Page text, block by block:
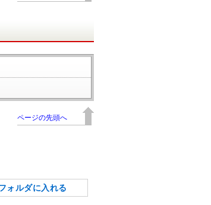
ページの先頭へ
ォルダに入れる